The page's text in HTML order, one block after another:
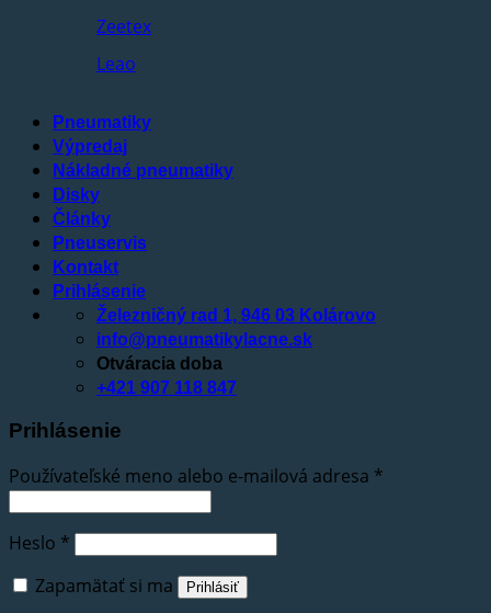
Zeetex
Leao
Pneumatiky
Výpredaj
Nákladné pneumatiky
Disky
Články
Pneuservis
Kontakt
Prihlásenie
Železničný rad 1, 946 03 Kolárovo
info@pneumatikylacne.sk
Otváracia doba
+421 907 118 847
Prihlásenie
Používateľské meno alebo e-mailová adresa *
Heslo *
Zapamätať si ma
Prihlásiť